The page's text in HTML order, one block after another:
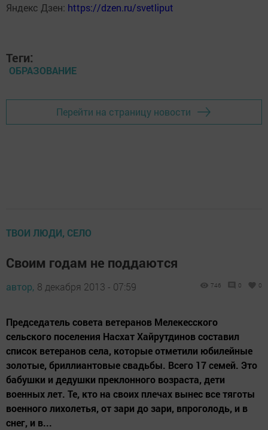
Яндекс Дзен: https://dzen.ru/svetliput
Теги:
ОБРАЗОВАНИЕ
Перейти на страницу новости
ТВОИ ЛЮДИ, СЕЛО
Своим годам не поддаются
автор, 8 декабря 2013 - 07:59 746 0 0
Председатель совета ветеранов Мелекесского
сельского поселения Насхат Хайрутдинов составил
список ветеранов села, которые отметили юбилейные
золотые, бриллиантовые свадьбы. Всего 17 семей. Это
бабушки и дедушки преклонного возраста, дети
военных лет. Те, кто на своих плечах вынес все тяготы
военного лихолетья, от зари до зари, впроголодь, и в
снег, и в...